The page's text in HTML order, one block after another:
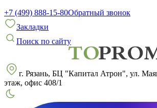
+7 (499) 888-15-80Обратный звонок
Закладки
Поиск по сайту
г. Рязань, БЦ "Капитал Атрон", ул.
этаж, офис 408/1